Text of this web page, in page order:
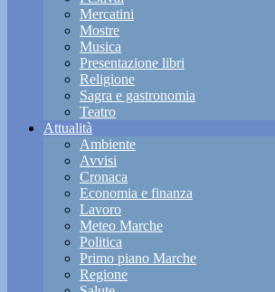
Mercatini
Mostre
Musica
Presentazione libri
Religione
Sagra e gastronomia
Teatro
Attualità
Ambiente
Avvisi
Cronaca
Economia e finanza
Lavoro
Meteo Marche
Politica
Primo piano Marche
Regione